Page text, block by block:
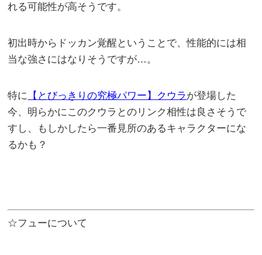
れる可能性が高そうです。
初出時からドッカン覚醒ということで、性能的には相
当な強さにはなりそうですが…。
特に 【とびっきりの究極パワー】クウラ が登場した
今、明らかにこのクウラとのリンク相性は良さそうで
すし、もしかしたら一番見所のあるキャラクターにな
るかも？
☆フューについて